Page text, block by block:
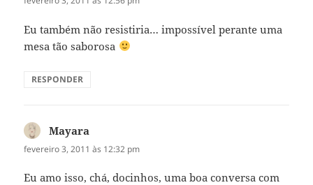
Eu também não resistiria… impossível perante uma
mesa tão saborosa
RESPONDER
Mayara
fevereiro 3, 2011 às 12:32 pm
Eu amo isso, chá, docinhos, uma boa conversa com